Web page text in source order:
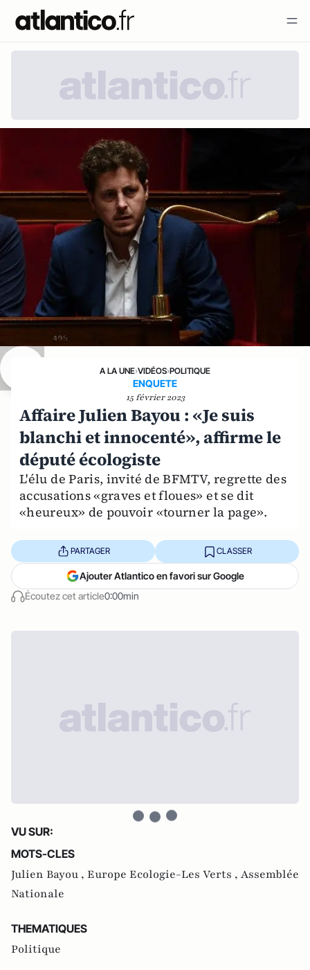
A LA UNE›VIDÉOS›POLITIQUE
ENQUETE
15 février 2023
Affaire Julien Bayou : «Je suis
blanchi et innocenté», affirme le
député écologiste
L'élu de Paris, invité de BFMTV, regrette des
accusations «graves et floues» et se dit
«heureux» de pouvoir «tourner la page».
Écoutez cet article0:00min
PARTAGER CLASSER
Ajouter Atlantico en favori sur Google
VU SUR:
MOTS-CLES
Julien Bayou , Europe Ecologie-Les Verts , Assemblée
Nationale
THEMATIQUES
Politique